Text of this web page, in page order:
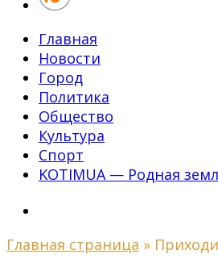
Главная
Новости
Город
Политика
Общество
Культура
Спорт
KOTIMUA — Родная
Главная страница »